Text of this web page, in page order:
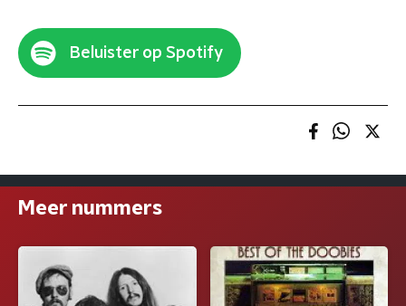
Beluister op Spotify
Meer nummers